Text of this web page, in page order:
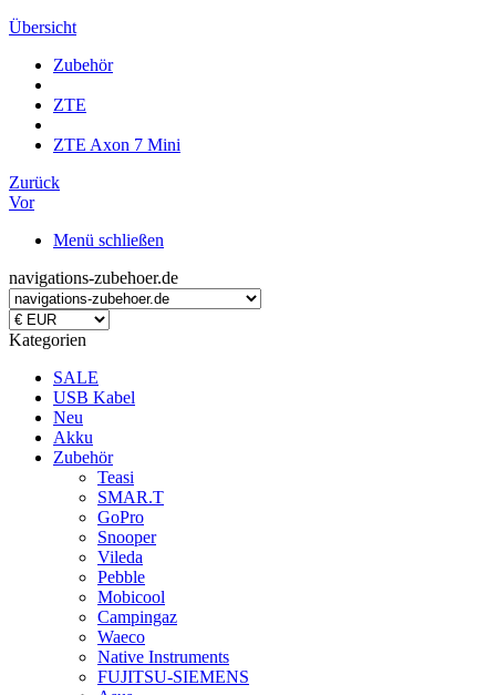
Übersicht
Zubehör
ZTE
ZTE Axon 7 Mini
Zurück
Vor
Menü schließen
navigations-zubehoer.de
Kategorien
SALE
USB Kabel
Neu
Akku
Zubehör
Teasi
SMAR.T
GoPro
Snooper
Vileda
Pebble
Mobicool
Campingaz
Waeco
Native Instruments
FUJITSU-SIEMENS